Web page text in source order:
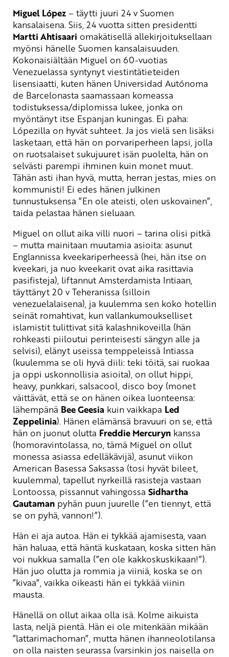
Miguel López – täytti juuri 24 v Suomen
kansalaisena. Siis, 24 vuotta sitten presidentti
Martti Ahtisaari omakätisellä allekirjoituksellaan
myönsi hänelle Suomen kansalaisuuden.
Kokonaisiältään Miguel on 60-vuotias
Venezuelassa syntynyt viestintätieteiden
lisensiaatti, kuten hänen Universidad Autónoma
de Barcelonasta saamassaan komeassa
todistuksessa/diplomissa lukee, jonka on
myöntänyt itse Espanjan kuningas. Ei paha:
Lópezilla on hyvät suhteet. Ja jos vielä sen lisäksi
lasketaan, että hän on porvariperheen lapsi, jolla
on ruotsalaiset sukujuuret isän puolelta, hän on
selvästi parempi ihminen kuin monet muut.
Tähän asti ihan hyvä, mutta, herran jestas, mies on
kommunisti! Ei edes hänen julkinen
tunnustuksensa ”En ole ateisti, olen uskovainen”,
taida pelastaa hänen sieluaan.
Miguel on ollut aika villi nuori – tarina olisi pitkä
– mutta mainitaan muutamia asioita: asunut
Englannissa kveekariperheessä (hei, hän itse on
kveekari, ja nuo kveekarit ovat aika rasittavia
pasifisteja), liftannut Amsterdamista Intiaan,
täyttänyt 20 v Teheranissa (silloin
venezuelalaisena), ja kuulemma sen koko hotellin
seinät romahtivat, kun vallankumoukselliset
islamistit tulittivat sitä kalashnikoveilla (hän
rohkeasti piiloutui perinteisesti sängyn alle ja
selvisi), elänyt useissa temppeleissä Intiassa
(kuulemma se oli hyvä diili: teki töitä, sai ruokaa
ja oppi uskonnollisia asioita), on ollut hippi,
heavy, punkkari, salsacool, disco boy (monet
väittävät, että se on hänen oikea luonteensa:
lähempänä Bee Geesia kuin vaikkapa Led
Zeppelinia). Hänen elämänsä bravuuri on se, että
hän on juonut olutta Freddie Mercuryn kanssa
(homoravintolassa, no, tämä Miguel on ollut
monessa asiassa edelläkävijä), asunut viikon
American Basessa Saksassa (tosi hyvät bileet,
kuulemma), tapellut nyrkeillä rasisteja vastaan
Lontoossa, pissannut vahingossa Sidhartha
Gautaman pyhän puun juurelle (”en tiennyt, että
se on pyhä, vannon!”).
Hän ei aja autoa. Hän ei tykkää ajamisesta, vaan
hän haluaa, että häntä kuskataan, koska sitten hän
voi nukkua samalla (”en ole kakkoskuskikaan!”).
Hän juo olutta ja rommia ja viiniä, koska se on
”kivaa”, vaikka oikeasti hän ei tykkää viinin
mausta.
Hänellä on ollut aikaa olla isä. Kolme aikuista
lasta, neljä pientä. Hän ei ole mitenkään mikään
”lattarimachoman”, mutta hänen ihanneolotilansa
on olla naisten seurassa (varsinkin jos naisella on